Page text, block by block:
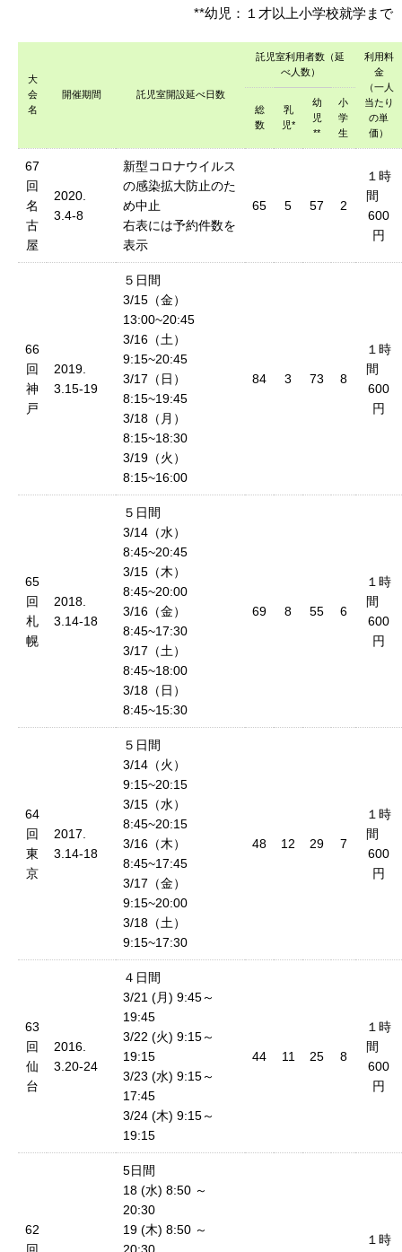
**幼児：１才以上小学校就学まで
大
会
名
開催期間 託児室開設延べ日数
託児室利用者数（延
べ人数）
利用料
金
（一人
当たり
の単
価）
総
数
乳
児*
幼
児
**
小
学
生
67
回
名
古
屋
2020.
3.4-8
新型コロナウイルス
の感染拡大防止のた
め中止
右表には予約件数を
表示
65 5 57 2
１時
間
600
円
66
回
神
戸
2019.
3.15-19
５日間
3/15（金）
13:00~20:45
3/16（土）
9:15~20:45
3/17（日）
8:15~19:45
3/18（月）
8:15~18:30
3/19（火）
8:15~16:00
84 3 73 8
１時
間
600
円
65
回
札
幌
2018.
3.14-18
５日間
3/14（水）
8:45~20:45
3/15（木）
8:45~20:00
3/16（金）
8:45~17:30
3/17（土）
8:45~18:00
3/18（日）
8:45~15:30
69 8 55 6
１時
間
600
円
64
回
東
京
2017.
3.14-18
５日間
3/14（火）
9:15~20:15
3/15（水）
8:45~20:15
3/16（木）
8:45~17:45
3/17（金）
9:15~20:00
3/18（土）
9:15~17:30
48 12 29 7
１時
間
600
円
63
回
仙
台
2016.
3.20-24
４日間
3/21 (月) 9:45～
19:45
3/22 (火) 9:15～
19:15
3/23 (水) 9:15～
17:45
3/24 (木) 9:15～
19:15
44 11 25 8
１時
間
600
円
62
5日間
18 (水) 8:50 ～
20:30
19 (木) 8:50 ～
１時